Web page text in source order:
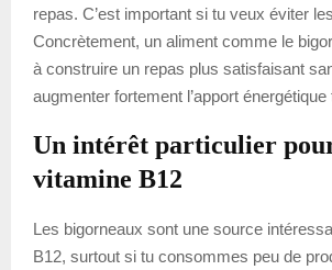
repas. C’est important si tu veux éviter
Concrètement, un aliment comme le
à construire un repas plus satisfaisant
augmenter fortement l’apport énergétique
Un intérêt particulier
vitamine B12
Les bigorneaux sont une source
B12, surtout si tu consommes peu de